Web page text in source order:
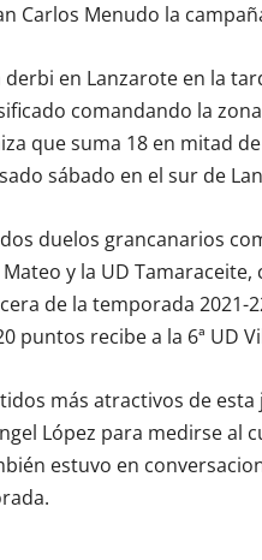
Carlos Menudo la
en Lanzarote en la
comandando la
que suma 18 en mitad
sábado en el sur de
duelos grancanarios
y la UD
de la temporada 2021-
puntos recibe a la 6ª UD
más atractivos de esta
López para medirse al
estuvo en